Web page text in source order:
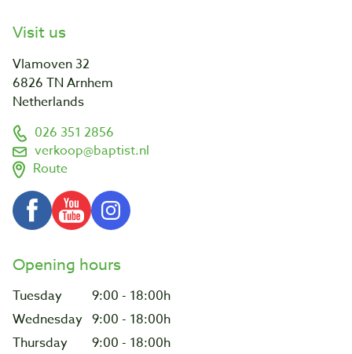
Visit us
Vlamoven 32
6826 TN Arnhem
Netherlands
026 351 2856
verkoop@baptist.nl
Route
Opening hours
Tuesday
9:00 - 18:00h
Wednesday 9:00 - 18:00h
Thursday
9:00 - 18:00h